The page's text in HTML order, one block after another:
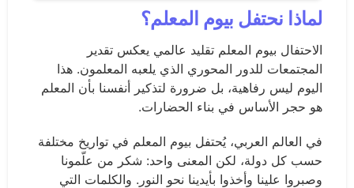
لماذا نحتفل بيوم المعلم؟
الاحتفال بيوم المعلم تقليد عالمي يعكس تقدير
المجتمعات للدور المحوري الذي يلعبه المعلمون. هذا
اليوم ليس رفاهية، بل ضرورة لتذكير أنفسنا بأن المعلم
هو حجر الأساس في بناء الحضارات.
في العالم العربي، يُحتفل بيوم المعلم في تواريخ مختلفة
حسب كل دولة، لكن المعنى واحد: شكر من علّمونا
وصبروا علينا وأخذوا بأيدينا نحو النور. والكلمات التي